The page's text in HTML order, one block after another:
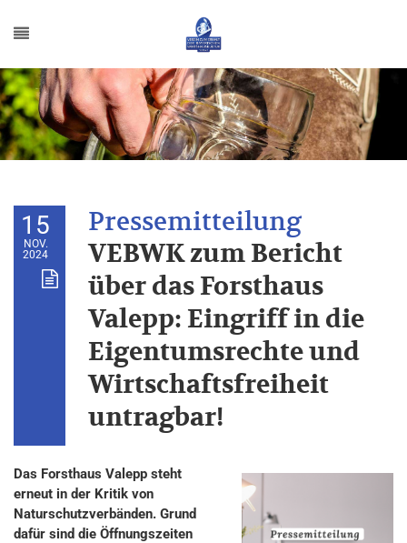
15
NOV.
2024
VEBWK zum Bericht
über das Forsthaus
Valepp: Eingriff in die
Eigentumsrechte und
Wirtschaftsfreiheit
untragbar!
Das Forsthaus Valepp steht
erneut in der Kritik von
Naturschutzverbänden. Grund
dafür sind die Öffnungszeiten